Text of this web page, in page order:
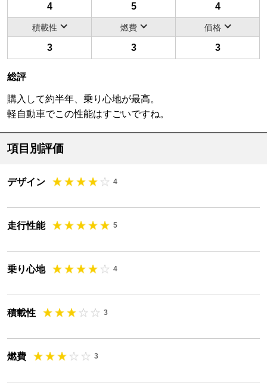
4 5 4
積載性 燃費 価格
3 3 3
総評
購入して約半年、乗り心地が最高。
軽自動車でこの性能はすごいですね。
項目別評価
デザイン 4
走行性能 5
乗り心地 4
積載性 3
燃費 3